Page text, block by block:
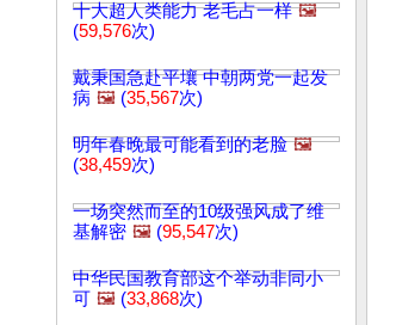
十大超人类能力 老毛占一样 🖼️
(59,576次)
戴秉国急赴平壤 中朝两党一起发
病 🖼️ (35,567次)
明年春晚最可能看到的老脸 🖼️
(38,459次)
一场突然而至的10级强风成了维
基解密 🖼️ (95,547次)
中华民国教育部这个举动非同小
可 🖼️ (33,868次)